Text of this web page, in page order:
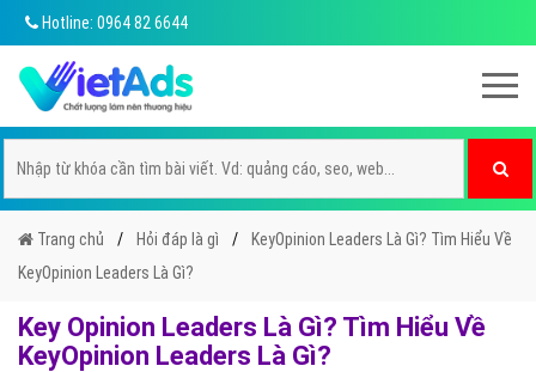
Hotline: 0964 82 6644
Trang chủ Hỏi đáp là gì
KeyOpinion Leaders Là Gì? Tìm Hiểu Về
KeyOpinion Leaders Là Gì?
Key Opinion Leaders Là Gì? Tìm Hiểu Về
KeyOpinion Leaders Là Gì?